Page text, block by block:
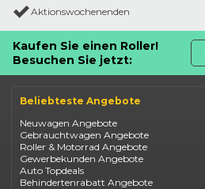
Aktionswochenenden
Kaufen Sie einen Roller!
Besuchen Sie jetzt:
Beliebteste Angebote
Neuwagen Angebote
Gebrauchtwagen Angebote
Roller & Motorrad Angebote
Gewerbekunden Angebote
Auto Topdeals
Behindertenrabatt Angebote